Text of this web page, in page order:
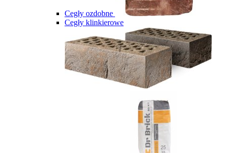
Cegły ozdobne
Cegły klinkierowe